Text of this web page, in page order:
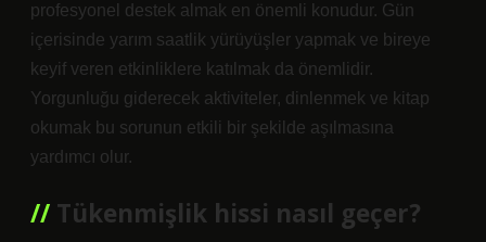
profesyonel destek almak en önemli konudur. Gün
içerisinde yarım saatlik yürüyüşler yapmak ve bireye
keyif veren etkinliklere katılmak da önemlidir.
Yorgunluğu giderecek aktiviteler, dinlenmek ve kitap
okumak bu sorunun etkili bir şekilde aşılmasına
yardımcı olur.
Tükenmişlik hissi nasıl geçer?